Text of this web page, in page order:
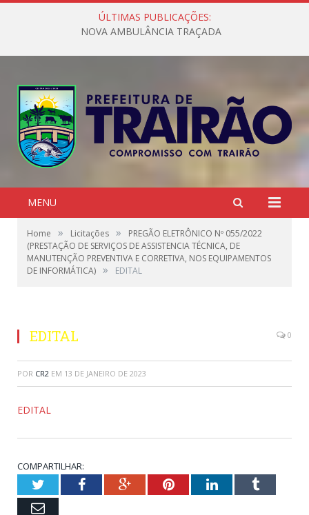
ÚLTIMAS PUBLICAÇÕES:
NOVA AMBULÂNCIA TRAÇADA
MENU
Home » Licitações »
PREGÃO ELETRÔNICO Nº 055/2022
(PRESTAÇÃO DE SERVIÇOS DE ASSISTENCIA TÉCNICA, DE
MANUTENÇÃO PREVENTIVA E CORRETIVA, NOS EQUIPAMENTOS
DE INFORMÁTICA) » EDITAL
EDITAL 0
POR CR2 EM 13 DE JANEIRO DE 2023
EDITAL
COMPARTILHAR:
TwitterFacebookGoogle+PinterestLinkedInTumblr
Email